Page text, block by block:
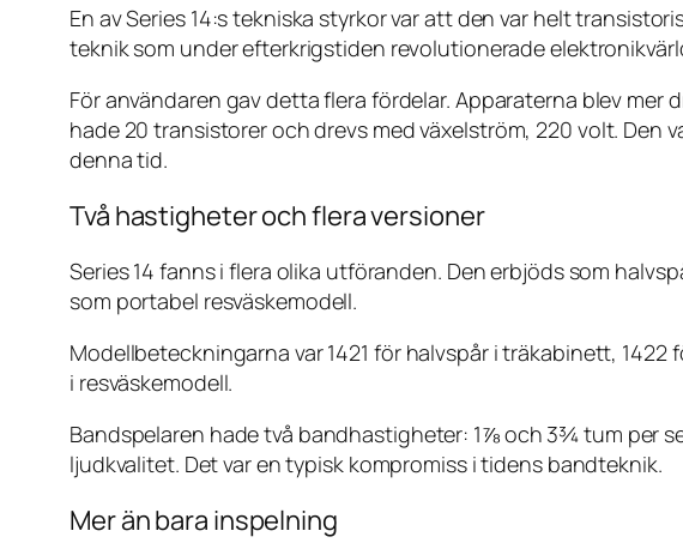
En av Series 14:s tekniska styrkor var att den var helt
teknik som under efterkrigstiden revolutionerade
För användaren gav detta flera fördelar. Apparaterna blev
hade 20 transistorer och drevs med växelström, 220 volt.
denna tid.
Två hastigheter och flera versioner
Series 14 fanns i flera olika utföranden. Den erbjöds som
som portabel resväskemodell.
Modellbeteckningarna var 1421 för halvspår i träkabinett,
i resväskemodell.
Bandspelaren hade två bandhastigheter: 1⅞ och 3¾ tum per
ljudkvalitet. Det var en typisk kompromiss i tidens bandteknik.
Mer än bara inspelning